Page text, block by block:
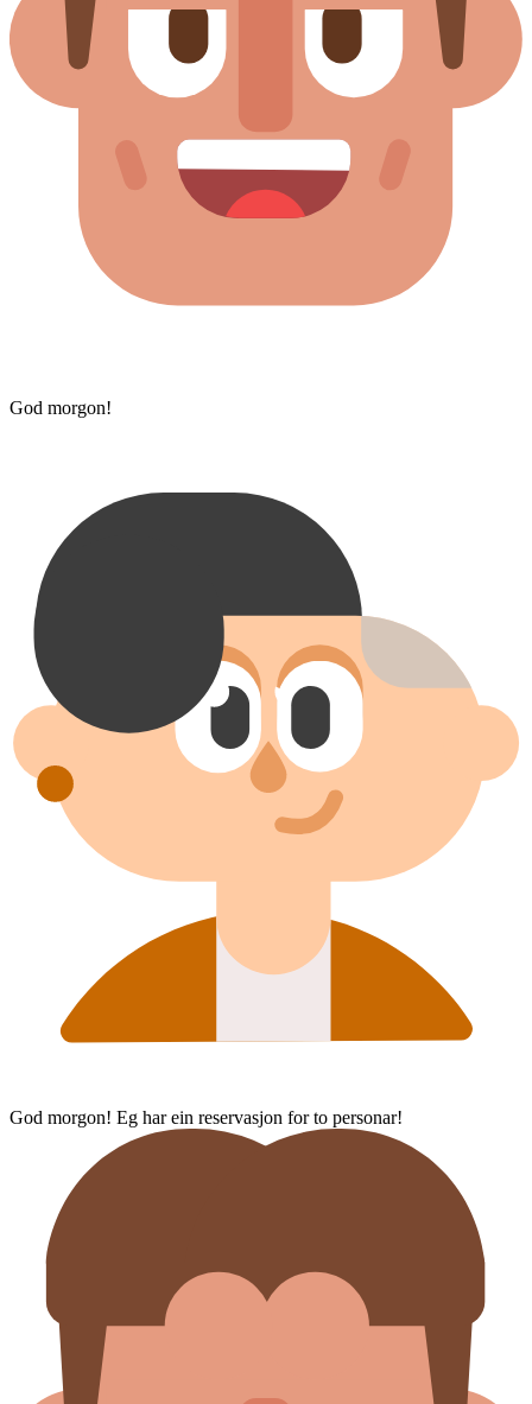
God morgon!
God morgon! Eg har ein reservasjon for to personar!